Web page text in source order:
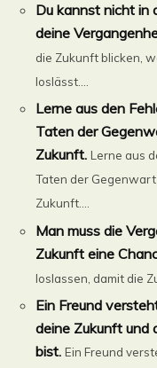
Du kannst nicht in
deine
die Zukunft blicken,
loslässt....
Lerne aus den
Taten der
Zukunft. Lerne aus
Taten der
Zukunft....
Man muss die
Zukunft eine
loslassen, damit die
Ein Freund
deine Zukunft und
bist. Ein Freund